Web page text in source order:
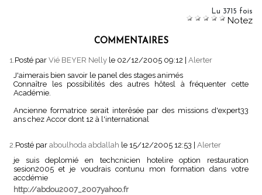
Lu 3715 fois
Notez
COMMENTAIRES
1. Posté par Vié BEYER Nelly le 02/12/2005 09:12 | Alerter
J'aimerais bien savoir le panel des stages animés
Connaître les possibilités des autres hôtesl à fréquenter cette
Académie.
Ancienne formatrice serait interêsée par des missions d'expert33
ans chez Accor dont 12 à l'international
2. Posté par aboulhoda abdallah le 15/12/2005 12:53 | Alerter
je suis deplomié en techcnicien hotelire option restauration
sesion2005 et je voudrais contunu mon formation dans votre
accdémie
http://abdou2007_2007yahoo.fr